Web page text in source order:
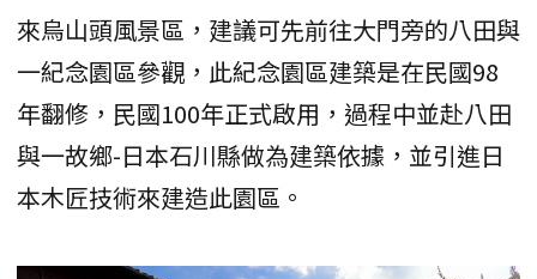
來烏山頭風景區，建議可先前往大門旁的八田與
一紀念園區參觀，此紀念園區建築是在民國98
年翻修，民國100年正式啟用，過程中並赴八田
與一故鄉-日本石川縣做為建築依據，並引進日
本木匠技術來建造此園區。